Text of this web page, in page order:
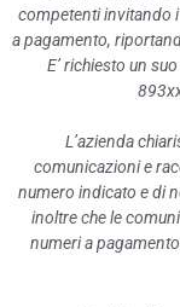
Enti
Società
Enti di
ATTIVITÀ E
Tipologie
competenti invitando
a pagamento,
E’ richiesto un
L’azienda
comunicazioni e
numero indicato e di
inoltre che le
numeri a